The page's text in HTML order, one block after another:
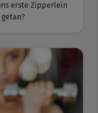
erste Zipperlein